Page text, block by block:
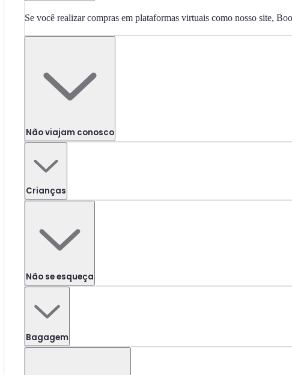
Se você realizar compras em plataformas virtuais como nosso site,
Não viajam conosco
Crianças
Não se esqueça
Bagagem